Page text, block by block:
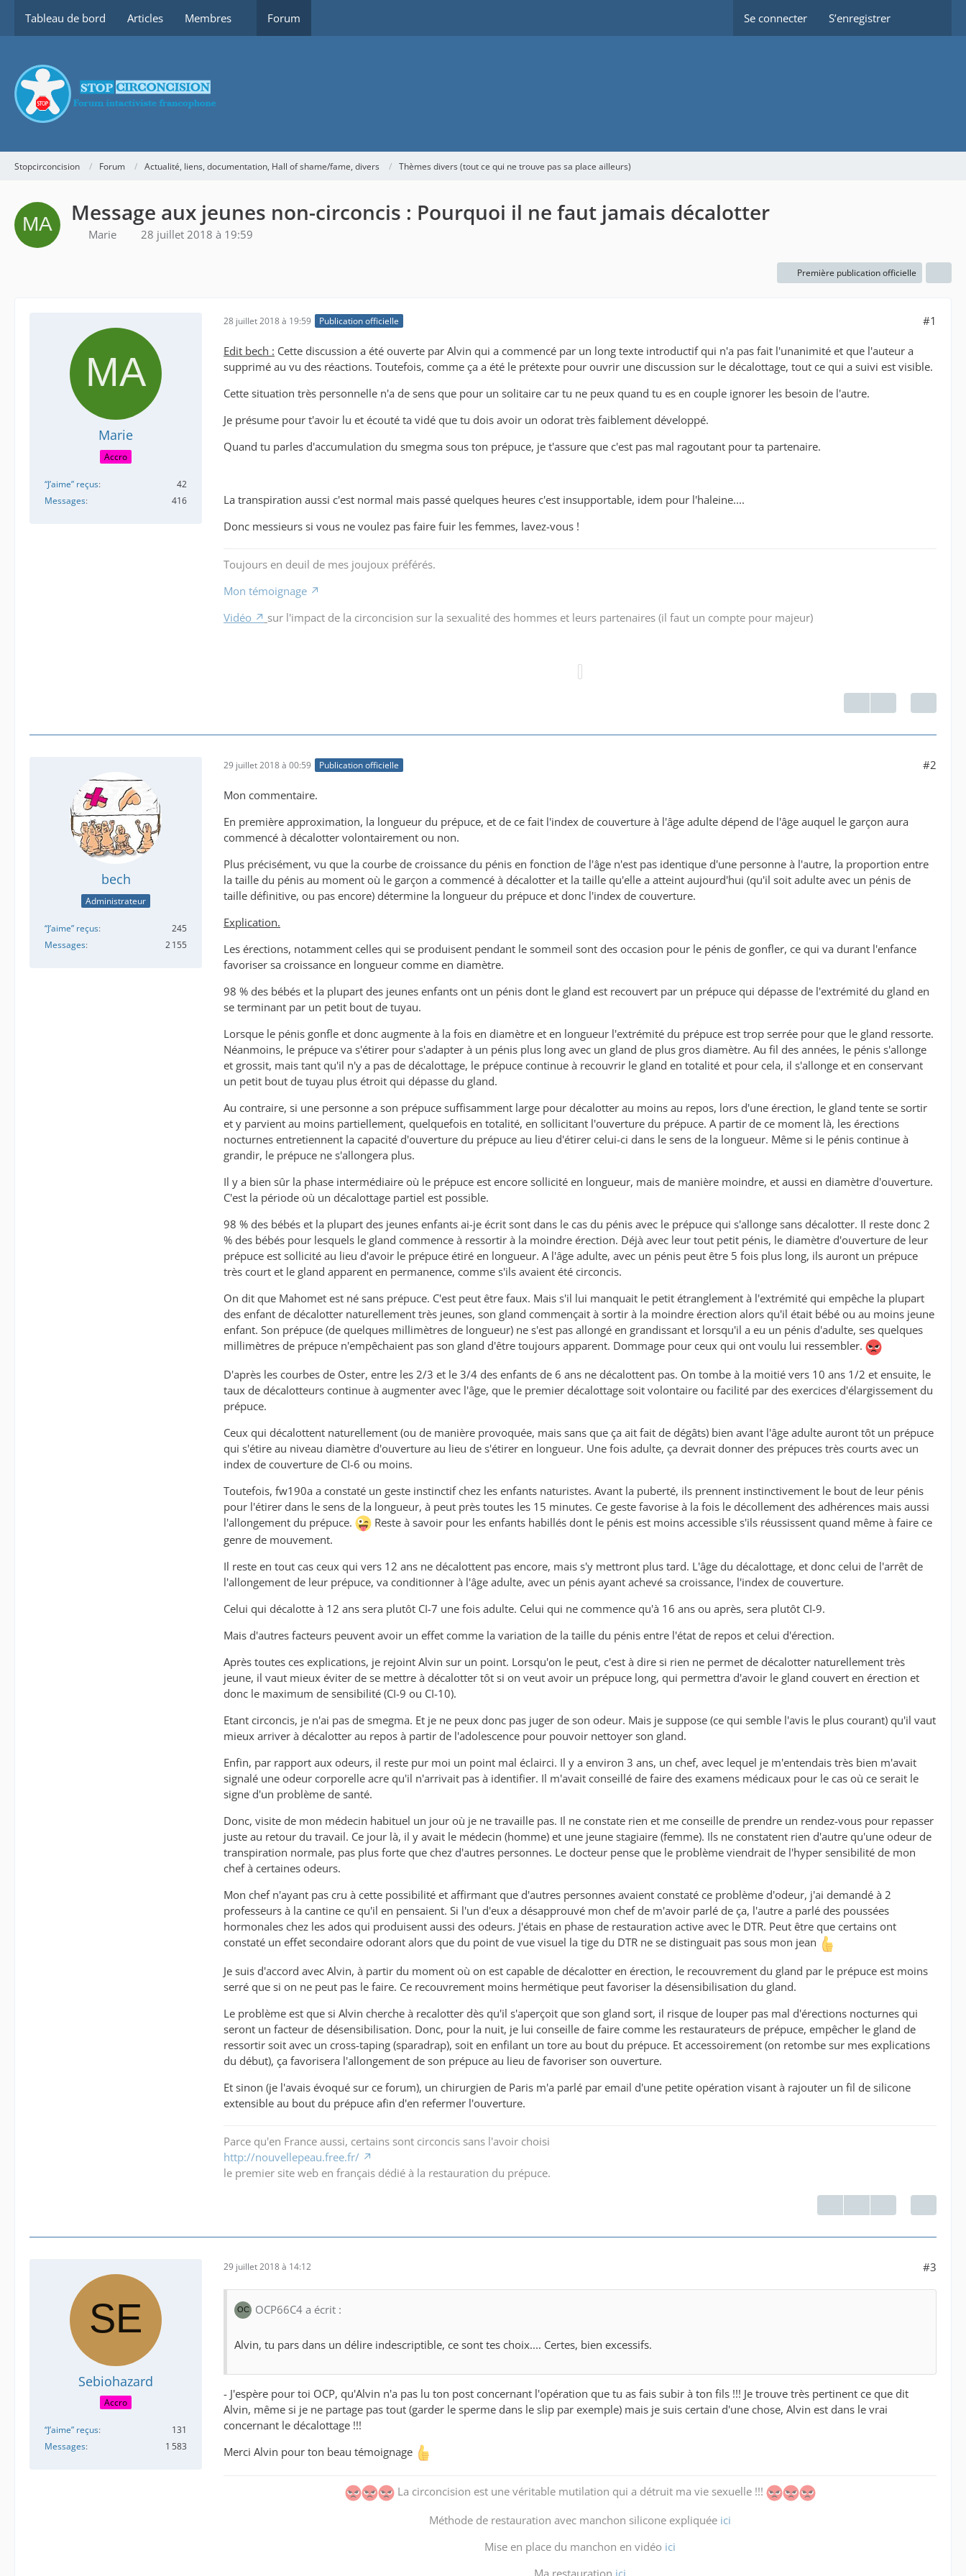
Tableau de bord Articles Membres Forum Se connecter S’enregistrer
Stopcirconcision Forum Actualité, liens, documentation, Hall of shame/fame, divers Thèmes divers (tout ce qui ne trouve pas sa place ailleurs)
Message aux jeunes non-circoncis : Pourquoi il ne faut jamais décalotter
Marie 28 juillet 2018 à 19:59
Première publication officielle
Marie
Accro
“J’aime” reçus
42
Messages
416
28 juillet 2018 à 19:59 Publication officielle #1
Edit bech : Cette discussion a été ouverte par Alvin qui a commencé par un long texte introductif qui n'a pas fait l'unanimité et que l'auteur a
supprimé au vu des réactions. Toutefois, comme ça a été le prétexte pour ouvrir une discussion sur le décalottage, tout ce qui a suivi est visible.
Cette situation très personnelle n'a de sens que pour un solitaire car tu ne peux quand tu es en couple ignorer les besoin de l'autre.
Je présume pour t'avoir lu et écouté ta vidé que tu dois avoir un odorat très faiblement développé.
Quand tu parles d'accumulation du smegma sous ton prépuce, je t'assure que c'est pas mal ragoutant pour ta partenaire.
La transpiration aussi c'est normal mais passé quelques heures c'est insupportable, idem pour l'haleine....
Donc messieurs si vous ne voulez pas faire fuir les femmes, lavez-vous !
Toujours en deuil de mes joujoux préférés.
Mon témoignage
Vidéo
sur l'impact de la circoncision sur la sexualité des hommes et leurs partenaires (il faut un compte pour majeur)
bech
Administrateur
“J’aime” reçus
245
Messages
2 155
29 juillet 2018 à 00:59 Publication officielle #2
Mon commentaire.
En première approximation, la longueur du prépuce, et de ce fait l'index de couverture à l'âge adulte dépend de l'âge auquel le garçon aura
commencé à décalotter volontairement ou non.
Plus précisément, vu que la courbe de croissance du pénis en fonction de l'âge n'est pas identique d'une personne à l'autre, la proportion entre
la taille du pénis au moment où le garçon a commencé à décalotter et la taille qu'elle a atteint aujourd'hui (qu'il soit adulte avec un pénis de
taille définitive, ou pas encore) détermine la longueur du prépuce et donc l'index de couverture.
Explication.
Les érections, notamment celles qui se produisent pendant le sommeil sont des occasion pour le pénis de gonfler, ce qui va durant l'enfance
favoriser sa croissance en longueur comme en diamètre.
98 % des bébés et la plupart des jeunes enfants ont un pénis dont le gland est recouvert par un prépuce qui dépasse de l'extrémité du gland en
se terminant par un petit bout de tuyau.
Lorsque le pénis gonfle et donc augmente à la fois en diamètre et en longueur l'extrémité du prépuce est trop serrée pour que le gland ressorte.
Néanmoins, le prépuce va s'étirer pour s'adapter à un pénis plus long avec un gland de plus gros diamètre. Au fil des années, le pénis s'allonge
et grossit, mais tant qu'il n'y a pas de décalottage, le prépuce continue à recouvrir le gland en totalité et pour cela, il s'allonge et en conservant
un petit bout de tuyau plus étroit qui dépasse du gland.
Au contraire, si une personne a son prépuce suffisamment large pour décalotter au moins au repos, lors d'une érection, le gland tente se sortir
et y parvient au moins partiellement, quelquefois en totalité, en sollicitant l'ouverture du prépuce. A partir de ce moment là, les érections
nocturnes entretiennent la capacité d'ouverture du prépuce au lieu d'étirer celui-ci dans le sens de la longueur. Même si le pénis continue à
grandir, le prépuce ne s'allongera plus.
Il y a bien sûr la phase intermédiaire où le prépuce est encore sollicité en longueur, mais de manière moindre, et aussi en diamètre d'ouverture.
C'est la période où un décalottage partiel est possible.
98 % des bébés et la plupart des jeunes enfants ai-je écrit sont dans le cas du pénis avec le prépuce qui s'allonge sans décalotter. Il reste donc 2
% des bébés pour lesquels le gland commence à ressortir à la moindre érection. Déjà avec leur tout petit pénis, le diamètre d'ouverture de leur
prépuce est sollicité au lieu d'avoir le prépuce étiré en longueur. A l'âge adulte, avec un pénis peut être 5 fois plus long, ils auront un prépuce
très court et le gland apparent en permanence, comme s'ils avaient été circoncis.
On dit que Mahomet est né sans prépuce. C'est peut être faux. Mais s'il lui manquait le petit étranglement à l'extrémité qui empêche la plupart
des enfant de décalotter naturellement très jeunes, son gland commençait à sortir à la moindre érection alors qu'il était bébé ou au moins jeune
enfant. Son prépuce (de quelques millimètres de longueur) ne s'est pas allongé en grandissant et lorsqu'il a eu un pénis d'adulte, ses quelques
millimètres de prépuce n'empêchaient pas son gland d'être toujours apparent. Dommage pour ceux qui ont voulu lui ressembler.
D'après les courbes de Oster, entre les 2/3 et le 3/4 des enfants de 6 ans ne décalottent pas. On tombe à la moitié vers 10 ans 1/2 et ensuite, le
taux de décalotteurs continue à augmenter avec l'âge, que le premier décalottage soit volontaire ou facilité par des exercices d'élargissement du
prépuce.
Ceux qui décalottent naturellement (ou de manière provoquée, mais sans que ça ait fait de dégâts) bien avant l'âge adulte auront tôt un prépuce
qui s'étire au niveau diamètre d'ouverture au lieu de s'étirer en longueur. Une fois adulte, ça devrait donner des prépuces très courts avec un
index de couverture de CI-6 ou moins.
Toutefois, fw190a a constaté un geste instinctif chez les enfants naturistes. Avant la puberté, ils prennent instinctivement le bout de leur pénis
pour l'étirer dans le sens de la longueur, à peut près toutes les 15 minutes. Ce geste favorise à la fois le décollement des adhérences mais aussi
l'allongement du prépuce.
Reste à savoir pour les enfants habillés dont le pénis est moins accessible s'ils réussissent quand même à faire ce
genre de mouvement.
Il reste en tout cas ceux qui vers 12 ans ne décalottent pas encore, mais s'y mettront plus tard. L'âge du décalottage, et donc celui de l'arrêt de
l'allongement de leur prépuce, va conditionner à l'âge adulte, avec un pénis ayant achevé sa croissance, l'index de couverture.
Celui qui décalotte à 12 ans sera plutôt CI-7 une fois adulte. Celui qui ne commence qu'à 16 ans ou après, sera plutôt CI-9.
Mais d'autres facteurs peuvent avoir un effet comme la variation de la taille du pénis entre l'état de repos et celui d'érection.
Après toutes ces explications, je rejoint Alvin sur un point. Lorsqu'on le peut, c'est à dire si rien ne permet de décalotter naturellement très
jeune, il vaut mieux éviter de se mettre à décalotter tôt si on veut avoir un prépuce long, qui permettra d'avoir le gland couvert en érection et
donc le maximum de sensibilité (CI-9 ou CI-10).
Etant circoncis, je n'ai pas de smegma. Et je ne peux donc pas juger de son odeur. Mais je suppose (ce qui semble l'avis le plus courant) qu'il vaut
mieux arriver à décalotter au repos à partir de l'adolescence pour pouvoir nettoyer son gland.
Enfin, par rapport aux odeurs, il reste pur moi un point mal éclairci. Il y a environ 3 ans, un chef, avec lequel je m'entendais très bien m'avait
signalé une odeur corporelle acre qu'il n'arrivait pas à identifier. Il m'avait conseillé de faire des examens médicaux pour le cas où ce serait le
signe d'un problème de santé.
Donc, visite de mon médecin habituel un jour où je ne travaille pas. Il ne constate rien et me conseille de prendre un rendez-vous pour repasser
juste au retour du travail. Ce jour là, il y avait le médecin (homme) et une jeune stagiaire (femme). Ils ne constatent rien d'autre qu'une odeur de
transpiration normale, pas plus forte que chez d'autres personnes. Le docteur pense que le problème viendrait de l'hyper sensibilité de mon
chef à certaines odeurs.
Mon chef n'ayant pas cru à cette possibilité et affirmant que d'autres personnes avaient constaté ce problème d'odeur, j'ai demandé à 2
professeurs à la cantine ce qu'il en pensaient. Si l'un d'eux a désapprouvé mon chef de m'avoir parlé de ça, l'autre a parlé des poussées
hormonales chez les ados qui produisent aussi des odeurs. J'étais en phase de restauration active avec le DTR. Peut être que certains ont
constaté un effet secondaire odorant alors que du point de vue visuel la tige du DTR ne se distinguait pas sous mon jean
Je suis d'accord avec Alvin, à partir du moment où on est capable de décalotter en érection, le recouvrement du gland par le prépuce est moins
serré que si on ne peut pas le faire. Ce recouvrement moins hermétique peut favoriser la désensibilisation du gland.
Le problème est que si Alvin cherche à recalotter dès qu'il s'aperçoit que son gland sort, il risque de louper pas mal d'érections nocturnes qui
seront un facteur de désensibilisation. Donc, pour la nuit, je lui conseille de faire comme les restaurateurs de prépuce, empêcher le gland de
ressortir soit avec un cross-taping (sparadrap), soit en enfilant un tore au bout du prépuce. Et accessoirement (on retombe sur mes explications
du début), ça favorisera l'allongement de son prépuce au lieu de favoriser son ouverture.
Et sinon (je l'avais évoqué sur ce forum), un chirurgien de Paris m'a parlé par email d'une petite opération visant à rajouter un fil de silicone
extensible au bout du prépuce afin d'en refermer l'ouverture.
Parce qu'en France aussi, certains sont circoncis sans l'avoir choisi
http://nouvellepeau.free.fr/
le premier site web en français dédié à la restauration du prépuce.
Sebiohazard
Accro
“J’aime” reçus
131
Messages
1 583
29 juillet 2018 à 14:12 #3
OCP66C4 a écrit :
Alvin, tu pars dans un délire indescriptible, ce sont tes choix.... Certes, bien excessifs.
- J'espère pour toi OCP, qu'Alvin n'a pas lu ton post concernant l'opération que tu as fais subir à ton fils !!! Je trouve très pertinent ce que dit
Alvin, même si je ne partage pas tout (garder le sperme dans le slip par exemple) mais je suis certain d'une chose, Alvin est dans le vrai
concernant le décalottage !!!
Merci Alvin pour ton beau témoignage
La circoncision est une véritable mutilation qui a détruit ma vie sexuelle !!!
Méthode de restauration avec manchon silicone expliquée ici
Mise en place du manchon en vidéo ici
Ma restauration ici